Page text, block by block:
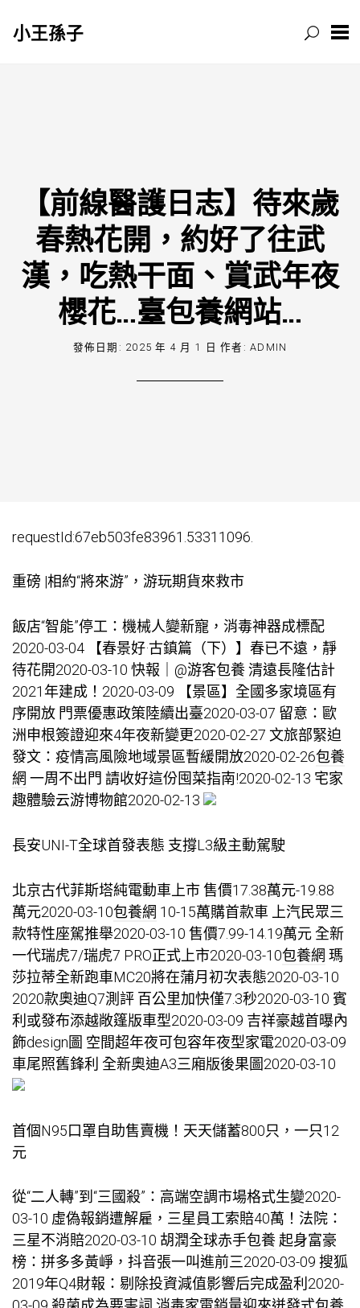
小王孫子
【前線醫護日志】待來歲
春熱花開，約好了往武
漢，吃熱干面、賞武年夜
櫻花…臺包養網站…
發佈日期: 2025 年 4 月 1 日 作者:ADMIN
requestId:67eb503fe83961.53311096.
重磅 |相約“將來游”，游玩期貨來救市
飯店“智能”停工：機械人變新寵，消毒神器成標配
2020-03-04 【春景好·古鎮篇（下）】春已不遠，靜
待花開2020-03-10 快報｜@游客包養清遠長隆估計
2021年建成！2020-03-09 【景區】全國多家境區有
序開放 門票優惠政策陸續出臺2020-03-07 留意：歐
洲申根簽證迎來4年夜新變更2020-02-27 文旅部緊迫
發文：疫情高風險地域景區暫緩開放2020-02-26包養
網 一周不出門 請收好這份囤菜指南!2020-02-13 宅家
趣體驗云游博物館2020-02-13
​長安UNI-T全球首發表態 支撐L3級主動駕駛
北京古代菲斯塔純電動車上市 售價17.38萬元-19.88
萬元2020-03-10包養網 ​10-15萬購首款車 上汽民眾三
款特性座駕推舉2020-03-10 ​售價7.99-14.19萬元 全新
一代瑞虎7/瑞虎7 PRO正式上市2020-03-10包養網 瑪
莎拉蒂全新跑車MC20將在蒲月初次表態2020-03-10
2020款奧迪Q7測評 百公里加快僅7.3秒2020-03-10 賓
利或發布添越敞篷版車型2020-03-09 吉祥豪越首曝內
飾design圖 空間超年夜可包容年夜型家電2020-03-09
車尾照舊鋒利 全新奧迪A3三廂版後果圖2020-03-10
首個N95口罩自助售賣機！天天儲蓄800只，一只12
元
從“二人轉”到“三國殺”：高端空調市場格式生變2020-
03-10 虛偽報銷遭解雇，三星員工索賠40萬！法院：
三星不消賠2020-03-10 胡潤全球赤手包養起身富豪
榜：拼多多黃崢，抖音張一叫進前三2020-03-09 搜狐
2019年Q4財報：剔除投資減值影響后完成盈利2020-